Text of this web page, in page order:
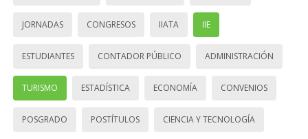
JORNADAS CONGRESOS IIATA IIE
ESTUDIANTES CONTADOR PÚBLICO ADMINISTRACIÓN
TURISMO ESTADÍSTICA ECONOMÍA CONVENIOS
POSGRADO POSTÍTULOS CIENCIA Y TECNOLOGÍA